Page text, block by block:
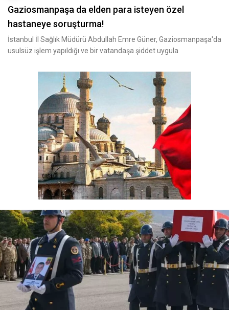
Gaziosmanpaşa da elden para isteyen özel
hastaneye soruşturma!
İstanbul İl Sağlık Müdürü Abdullah Emre Güner, Gaziosmanpaşa'da
usulsüz işlem yapıldığı ve bir vatandaşa şiddet uygula